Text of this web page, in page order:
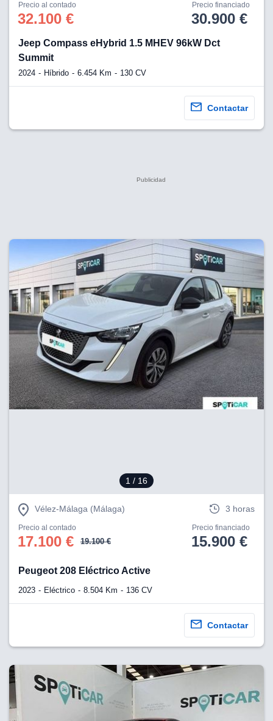
Precio al contado
32.100 €
Precio financiado
30.900 €
Jeep Compass eHybrid 1.5 MHEV 96kW Dct
Summit
2024 Híbrido 6.454 Km 130 CV
Contactar
1 / 16
Vélez-Málaga (Málaga) 3 horas
Precio al contado
17.100 € 19.100 €
Precio financiado
15.900 €
Peugeot 208 Eléctrico Active
2023 Eléctrico 8.504 Km 136 CV
Contactar